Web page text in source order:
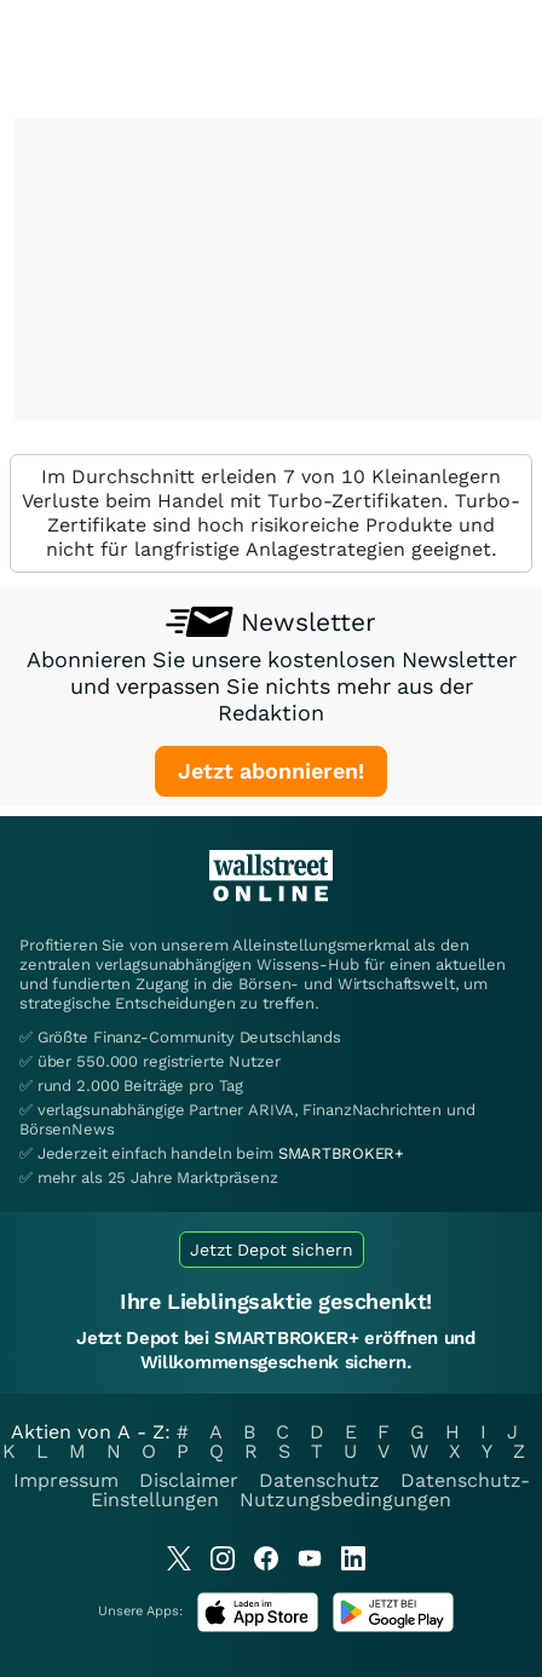
Im Durchschnitt erleiden 7 von 10 Kleinanlegern
Verluste beim Handel mit Turbo-Zertifikaten. Turbo-
Zertifikate sind hoch risikoreiche Produkte und
nicht für langfristige Anlagestrategien geeignet.
Newsletter
Abonnieren Sie unsere kostenlosen Newsletter
und verpassen Sie nichts mehr aus der
Redaktion
Jetzt abonnieren!
Profitieren Sie von unserem Alleinstellungsmerkmal als den
zentralen verlagsunabhängigen Wissens-Hub für einen aktuellen
und fundierten Zugang in die Börsen- und Wirtschaftswelt, um
strategische Entscheidungen zu treffen.
✅ Größte Finanz-Community Deutschlands
✅ über 550.000 registrierte Nutzer
✅ rund 2.000 Beiträge pro Tag
✅ verlagsunabhängige Partner ARIVA, FinanzNachrichten und
BörsenNews
✅ Jederzeit einfach handeln beim SMARTBROKER+
✅ mehr als 25 Jahre Marktpräsenz
Jetzt Depot sichern
Ihre Lieblingsaktie geschenkt!
Jetzt Depot bei SMARTBROKER+ eröffnen und
Willkommensgeschenk sichern.
Aktien von A - Z: # A B C D E F G H I
J
K
L M N O P Q R S T U V W X Y
Z
Impressum
Disclaimer Datenschutz
Datenschutz-
Einstellungen
Nutzungsbedingungen
Unsere Apps: